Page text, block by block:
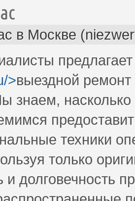
в Москве
>выездной
знаем,
техники
только
и долговечность